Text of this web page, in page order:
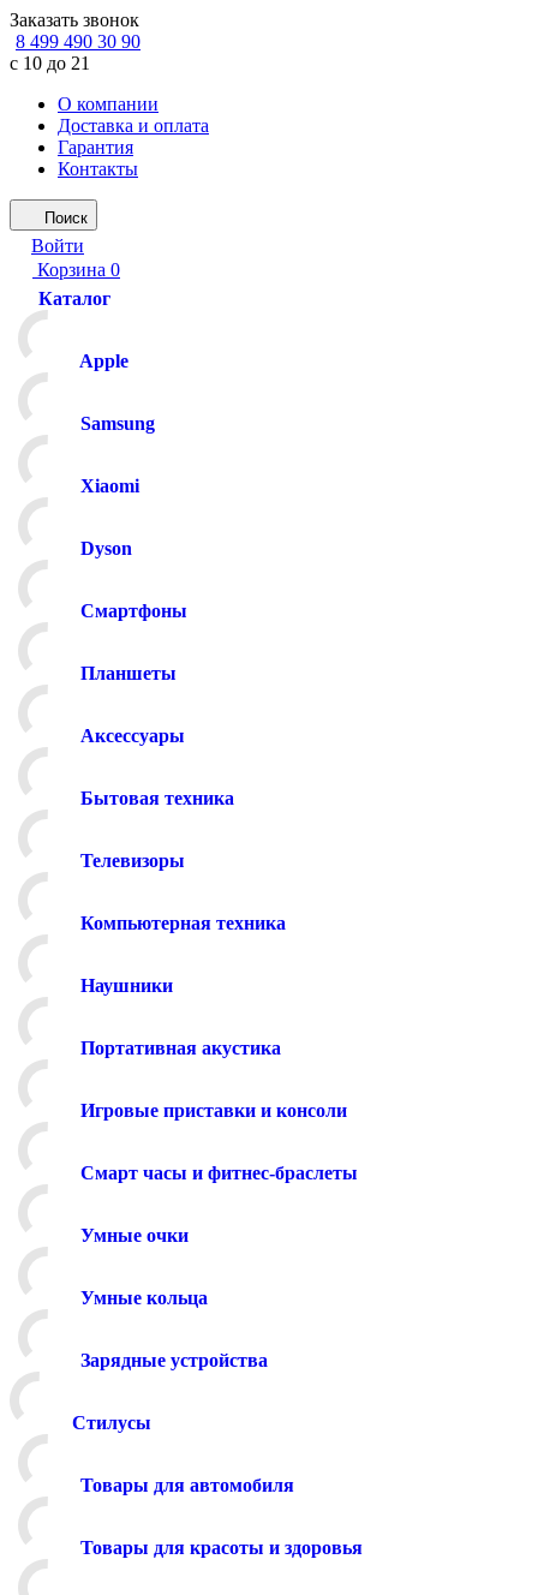
Заказать звонок
8 499 490 30 90
с 10 до 21
О компании
Доставка и оплата
Гарантия
Контакты
Поиск
Войти
Корзина 0
Каталог
Apple
Samsung
Xiaomi
Dyson
Смартфоны
Планшеты
Аксессуары
Бытовая техника
Телевизоры
Компьютерная техника
Наушники
Портативная акустика
Игровые приставки и консоли
Смарт часы и фитнес-браслеты
Умные очки
Умные кольца
Зарядные устройства
Стилусы
Товары для автомобиля
Товары для красоты и здоровья